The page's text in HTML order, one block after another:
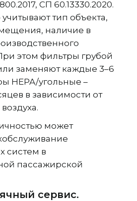
СП 60.13330.2020.
тип объекта,
наличие в
этом фильтры грубой
заменяют каждые 3–6
HEPA/угольные –
в зависимости от
может
систем в
пассажирской
сервис.